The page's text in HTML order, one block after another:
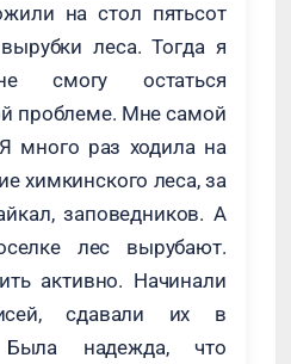
на стол пятьсот
леса. Тогда я
смогу остаться
проблеме. Мне самой
много раз ходила на
химкинского леса, за
заповедников. А
лес вырубают.
активно. Начинали
сдавали их в
Была надежда, что